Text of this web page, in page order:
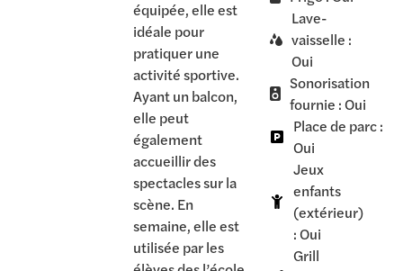
équipée, elle est
idéale pour
pratiquer une
activité sportive.
Ayant un balcon,
elle peut
également
accueillir des
spectacles sur la
scène. En
semaine, elle est
utilisée par les
Lave-
vaisselle :
Oui
Sonorisation
fournie : Oui
Place de parc :
Oui
Jeux
enfants
(extérieur)
: Oui
Grill